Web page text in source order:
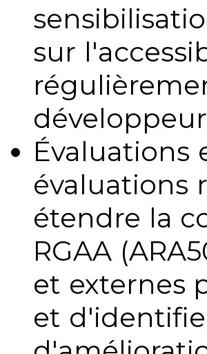
sur
Évaluations
évaluations
étendre la
RGAA
et externes
et